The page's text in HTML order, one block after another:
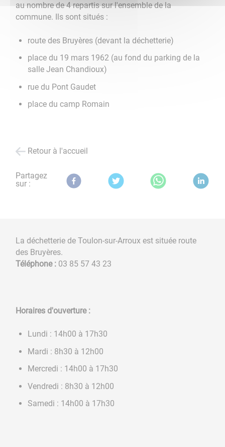
au nombre de 4 repartis sur l'ensemble de la
commune. Ils sont situés :
route des Bruyères (devant la déchetterie)
place du 19 mars 1962 (au fond du parking de la
salle Jean Chandioux)
rue du Pont Gaudet
place du camp Romain
Retour à l'accueil
Partagez
sur :
La déchetterie de Toulon-sur-Arroux est située route
des Bruyères.
Téléphone : 03 85 57 43 23
Horaires d'ouverture :
Lundi : 14h00 à 17h30
Mardi : 8h30 à 12h00
Mercredi : 14h00 à 17h30
Vendredi : 8h30 à 12h00
Samedi : 14h00 à 17h30